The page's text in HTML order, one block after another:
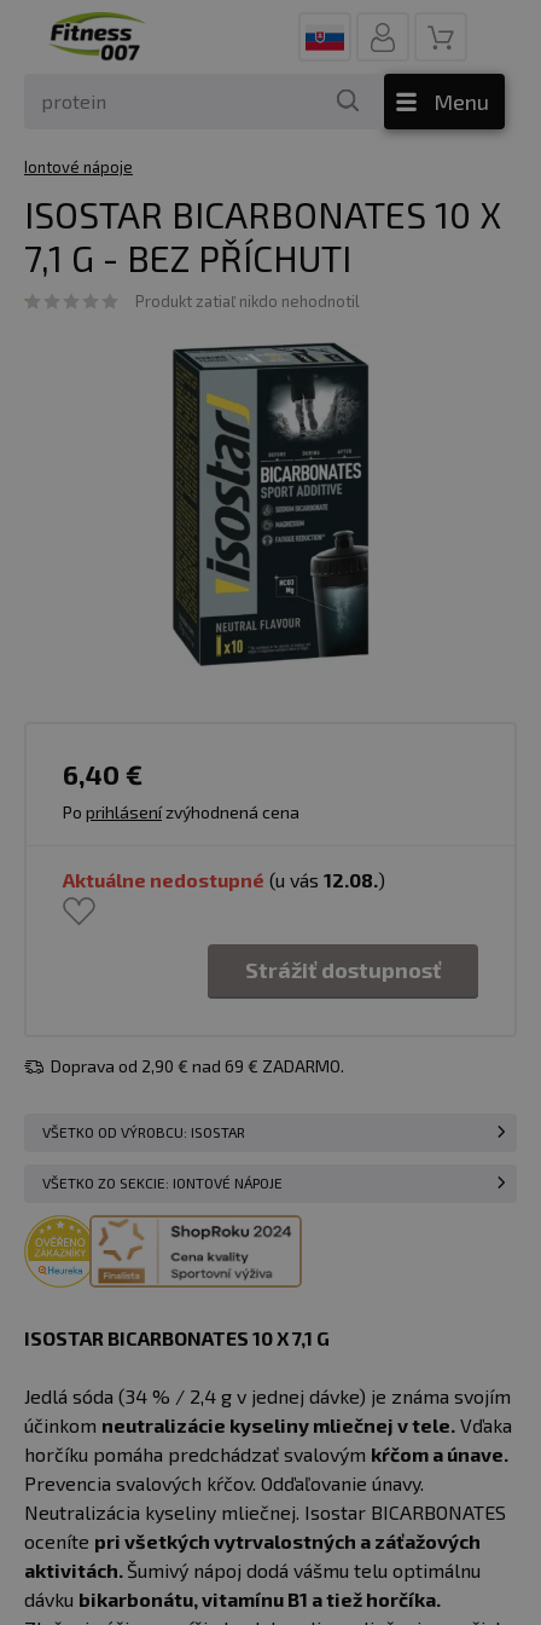
Menu
Iontové nápoje
ISOSTAR BICARBONATES 10 X
7,1 G - BEZ PŘÍCHUTI
Produkt zatiaľ nikdo nehodnotil
6,40 €
Po prihlásenízvýhodnená cena
Aktuálne nedostupné (u vás 12.08.)
Strážiť dostupnosť
Doprava od 2,90 € nad 69 € ZADARMO.
VŠETKO OD VÝROBCU: ISOSTAR
VŠETKO ZO SEKCIE: IONTOVÉ NÁPOJE
ISOSTAR BICARBONATES 10 X 7,1 G
Jedlá sóda (34 % / 2,4 g v jednej dávke) je známa svojím
účinkom neutralizácie kyseliny mliečnej v tele. Vďaka
horčíku pomáha predchádzať svalovým kŕčom a únave.
Prevencia svalových kŕčov. Odďaľovanie únavy.
Neutralizácia kyseliny mliečnej. Isostar BICARBONATES
oceníte pri všetkých vytrvalostných a záťažových
aktivitách. Šumivý nápoj dodá vášmu telu optimálnu
dávku bikarbonátu, vitamínu B1 a tiež horčíka.